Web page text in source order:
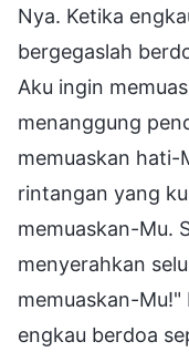
Nya. Ketika
bergegaslah
Aku ingin
menanggung
memuaskan hati-
rintangan yang
memuaskan-Mu.
menyerahkan
memuaskan-
engkau berdoa